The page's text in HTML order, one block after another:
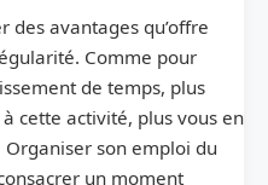
des avantages qu’offre
Comme pour
de temps, plus
cette activité, plus vous en
son emploi du
un moment